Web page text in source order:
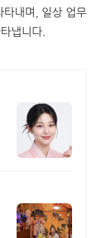
타내며, 일상 업무
냅니다.